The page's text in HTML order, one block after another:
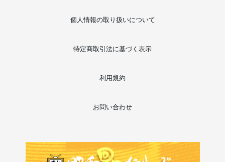
個人情報の取り扱いについて
特定商取引法に基づく表示
利用規約
お問い合わせ